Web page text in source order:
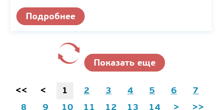
Подробнее
Показать еще
<< < 1 2 3 4 5 6
7
8
9 10 11 12 13 14 > >>